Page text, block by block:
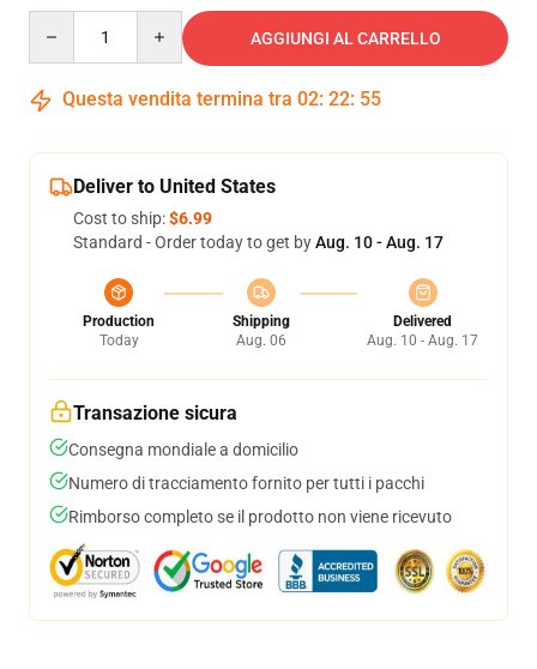
AGGIUNGI AL CARRELLO
Questa vendita termina tra 02: 22: 54
Deliver to United States
Cost to ship:$6.99
Standard - Order today to get byAug. 10 - Aug. 17
Production
Today
Shipping
Aug. 06
Delivered
Aug. 10 - Aug. 17
Transazione sicura
Consegna mondiale a domicilio
Numero di tracciamento fornito per tutti i pacchi
Rimborso completo se il prodotto non viene ricevuto